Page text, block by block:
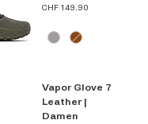
Preis
CHF 149.90
Vapor Glove 7
Leather |
Damen